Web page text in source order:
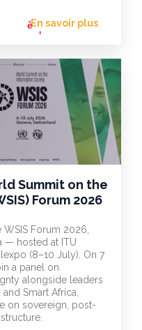
En savoir plus
flèche_vers
l'avant
Summit on the
Forum 2026
Forum 2026,
— hosted at ITU
(8–10 July). On 7
a panel on
alongside leaders
Smart Africa,
on sovereign, post-